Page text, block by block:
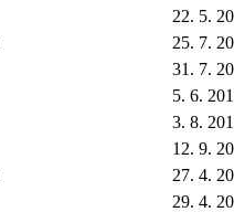
22. 5.
25. 7.
31. 7.
5. 6.
3. 8.
12. 9.
27. 4.
29. 4.